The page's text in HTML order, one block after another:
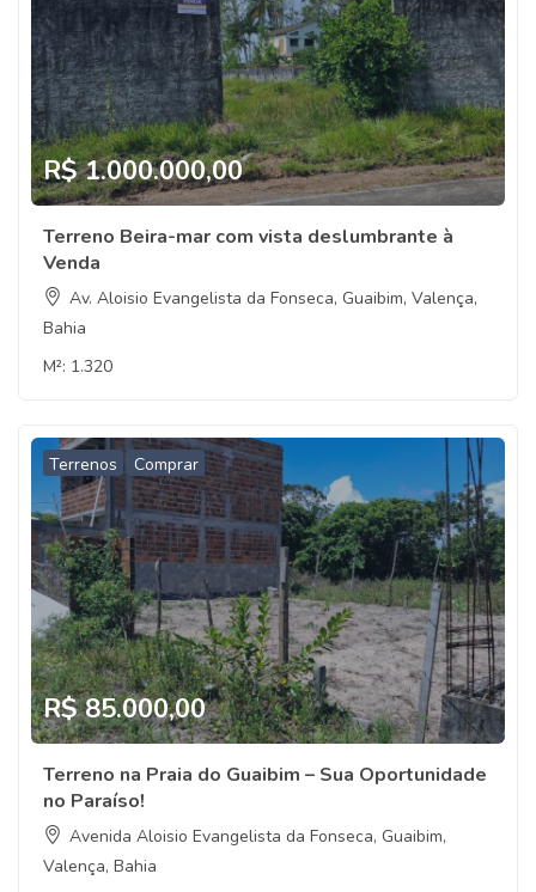
R$ 1.000.000,00
Terreno Beira-mar com vista deslumbrante à
Venda
Av. Aloisio Evangelista da Fonseca, Guaibim, Valença,
Bahia
M²: 1.320
Terrenos Comprar
R$ 85.000,00
Terreno na Praia do Guaibim – Sua Oportunidade
no Paraíso!
Avenida Aloisio Evangelista da Fonseca, Guaibim,
Valença, Bahia